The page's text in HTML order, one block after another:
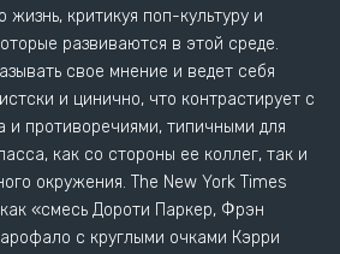
критикуя поп-культуру и
развиваются в этой среде.
свое мнение и ведет себя
и цинично, что контрастирует с
и противоречиями, типичными для
как со стороны ее коллег, так и
окружения. The New York Times
«смесь Дороти Паркер, Фрэн
с круглыми очками Кэрри